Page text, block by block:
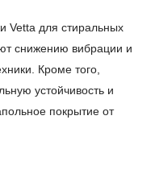
Vetta для стиральных
снижению вибрации и
Кроме того,
устойчивость и
покрытие от